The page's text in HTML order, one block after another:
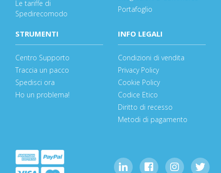
Le tariffe di
Spedirecomodo
Portafoglio
STRUMENTI
Centro Supporto
Traccia un pacco
Spedisci ora
Ho un problema!
INFO LEGALI
Condizioni di vendita
Privacy Policy
Cookie Policy
Codice Etico
Diritto di recesso
Metodi di pagamento